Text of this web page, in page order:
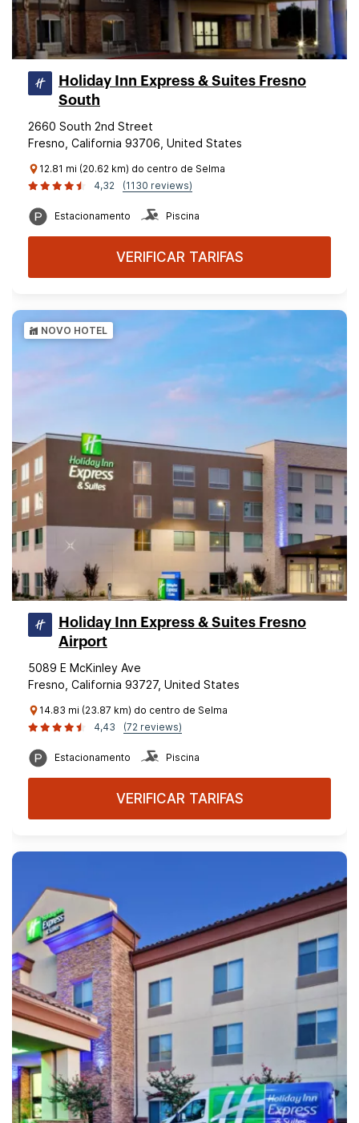
Holiday Inn Express & Suites Fresno
South
2660 South 2nd Street
Fresno, California 93706, United States
12.81 mi (20.62 km) do centro de Selma
4,32
(1130 reviews)
Estacionamento Piscina
VERIFICAR TARIFAS
NOVO HOTEL
Holiday Inn Express & Suites Fresno
Airport
5089 E McKinley Ave
Fresno, California 93727, United States
14.83 mi (23.87 km) do centro de Selma
4,43
(72 reviews)
Estacionamento Piscina
VERIFICAR TARIFAS